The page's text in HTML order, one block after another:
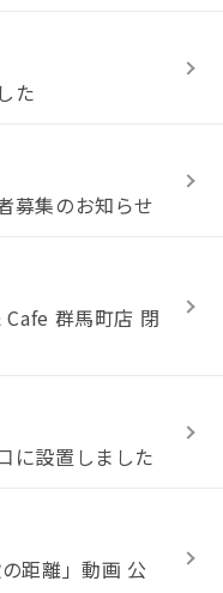
た
募集のお知らせ
Cafe 群馬町店 閉
に設置しました
距離」動画 公